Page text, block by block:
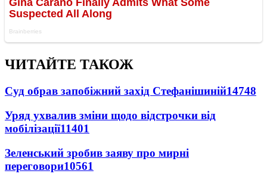
ЧИТАЙТЕ ТАКОЖ
Суд обрав запобіжний захід Стефанішиній14748
Уряд ухвалив зміни щодо відстрочки від
мобілізації11401
Зеленський зробив заяву про мирні
переговори10561